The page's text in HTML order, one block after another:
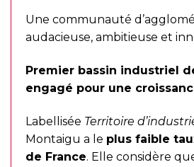
Une communauté
audacieuse, ambitieuse et
Premier bassin industriel
engagé pour une
Labellisée Territoire
Montaigu a le plus faible
de France. Elle considère